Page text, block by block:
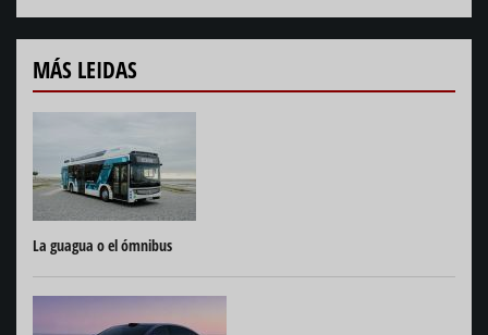
MÁS LEIDAS
La guagua o el ómnibus